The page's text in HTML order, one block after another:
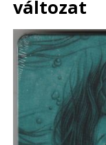
változat